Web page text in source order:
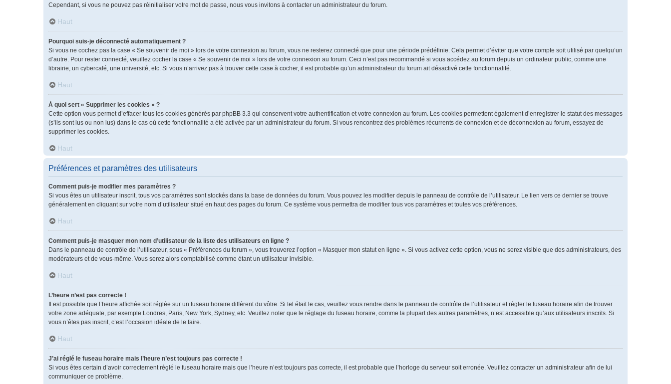
Cependant, si vous ne pouvez pas réinitialiser votre mot de passe, nous vous invitons à contacter un administrateur du forum.
Haut
Pourquoi suis-je déconnecté automatiquement ?
Si vous ne cochez pas la case « Se souvenir de moi » lors de votre connexion au forum, vous ne resterez connecté que pour une période prédéfinie. Cela permet d’éviter que votre compte soit utilisé par quelqu’un
d’autre. Pour rester connecté, veuillez cocher la case « Se souvenir de moi » lors de votre connexion au forum. Ceci n’est pas recommandé si vous accédez au forum depuis un ordinateur public, comme une
librairie, un cybercafé, une université, etc. Si vous n’arrivez pas à trouver cette case à cocher, il est probable qu’un administrateur du forum ait désactivé cette fonctionnalité.
Haut
À quoi sert « Supprimer les cookies » ?
Cette option vous permet d’effacer tous les cookies générés par phpBB 3.3 qui conservent votre authentification et votre connexion au forum. Les cookies permettent également d’enregistrer le statut des messages
(s’ils sont lus ou non lus) dans le cas où cette fonctionnalité a été activée par un administrateur du forum. Si vous rencontrez des problèmes récurrents de connexion et de déconnexion au forum, essayez de
supprimer les cookies.
Haut
Préférences et paramètres des utilisateurs
Comment puis-je modifier mes paramètres ?
Si vous êtes un utilisateur inscrit, tous vos paramètres sont stockés dans la base de données du forum. Vous pouvez les modifier depuis le panneau de contrôle de l’utilisateur. Le lien vers ce dernier se trouve
généralement en cliquant sur votre nom d’utilisateur situé en haut des pages du forum. Ce système vous permettra de modifier tous vos paramètres et toutes vos préférences.
Haut
Comment puis-je masquer mon nom d’utilisateur de la liste des utilisateurs en ligne ?
Dans le panneau de contrôle de l’utilisateur, sous « Préférences du forum », vous trouverez l’option « Masquer mon statut en ligne ». Si vous activez cette option, vous ne serez visible que des administrateurs, des
modérateurs et de vous-même. Vous serez alors comptabilisé comme étant un utilisateur invisible.
Haut
L’heure n’est pas correcte !
Il est possible que l’heure affichée soit réglée sur un fuseau horaire différent du vôtre. Si tel était le cas, veuillez vous rendre dans le panneau de contrôle de l’utilisateur et régler le fuseau horaire afin de trouver
votre zone adéquate, par exemple Londres, Paris, New York, Sydney, etc. Veuillez noter que le réglage du fuseau horaire, comme la plupart des autres paramètres, n’est accessible qu’aux utilisateurs inscrits. Si
vous n’êtes pas inscrit, c’est l’occasion idéale de le faire.
Haut
J’ai réglé le fuseau horaire mais l’heure n’est toujours pas correcte !
Si vous êtes certain d’avoir correctement réglé le fuseau horaire mais que l’heure n’est toujours pas correcte, il est probable que l’horloge du serveur soit erronée. Veuillez contacter un administrateur afin de lui
communiquer ce problème.